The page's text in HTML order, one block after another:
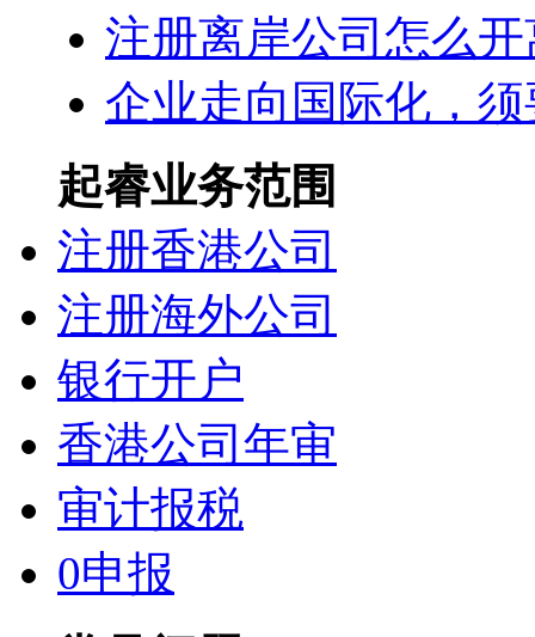
注册离岸公司怎么
企业走向国际化，须
起睿业务范围
注册香港公司
注册海外公司
银行开户
香港公司年审
审计报税
0申报